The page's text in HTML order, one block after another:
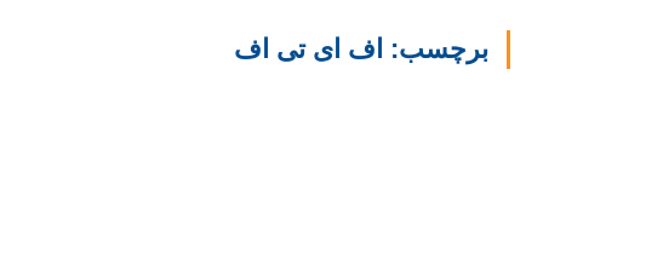
برچسب: اف ای تی اف